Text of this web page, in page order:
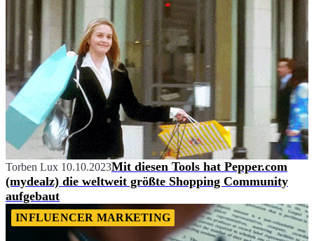
Torben Lux 10.10.2023Mit diesen Tools hat Pepper.com
(mydealz) die weltweit größte Shopping Community
aufgebaut
INFLUENCER MARKETING